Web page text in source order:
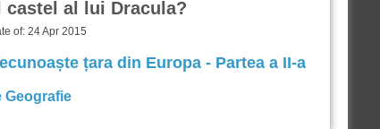
castel al lui Dracula?
of: 24 Apr 2015
țara din Europa - Partea a II-a
Geografie